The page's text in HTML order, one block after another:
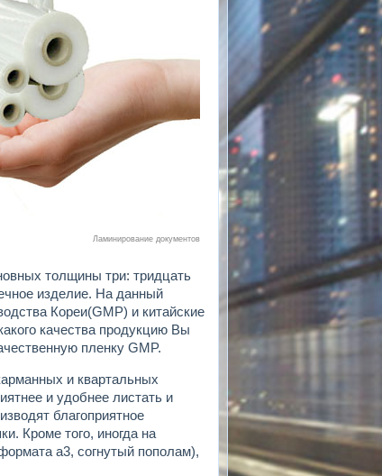
Ламинирование документов
толщины три: тридцать
изделие. На данный
Кореи(GMP) и китайские
качества продукцию Вы
пленку GMP.
и квартальных
и удобнее листать и
благоприятное
Кроме того, иногда на
а3, согнутый пополам),